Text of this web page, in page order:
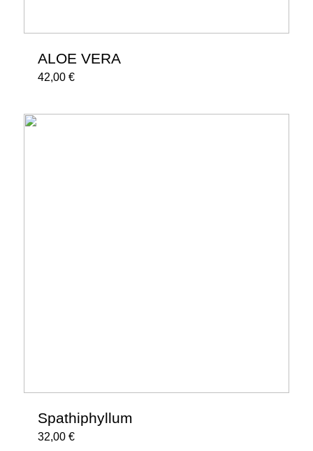
ALOE VERA
42,00€
Spathiphyllum
32,00€